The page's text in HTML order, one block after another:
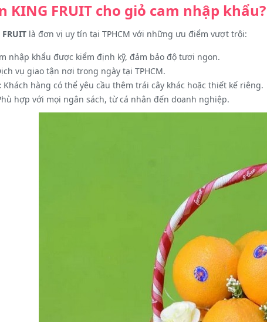
KING FRUIT cho giỏ cam nhập khẩu?
là đơn vị uy tín tại TPHCM với những ưu điểm vượt trội:
nhập khẩu được kiểm định kỹ, đảm bảo độ tươi ngon.
vụ giao tận nơi trong ngày tại TPHCM.
Khách hàng có thể yêu cầu thêm trái cây khác hoặc thiết kế riêng.
hợp với mọi ngân sách, từ cá nhân đến doanh nghiệp.